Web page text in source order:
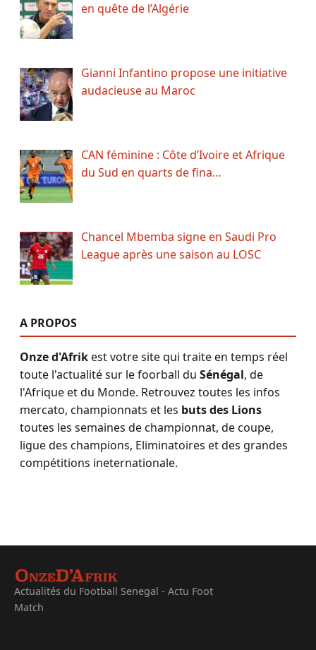
en quête de l’Algérie
Gianni Infantino propose une initiative
audacieuse au Maroc
CAN féminine : Côte d’Ivoire et Afrique
du Sud en quarts de fina…
Chancel Mbemba signe en Saudi Pro
League après une saison au LOSC
A PROPOS
Onze d'Afrikest votre site qui traite en temps réel
toute l'actualité sur le foorball du Sénégal, de
l'Afrique et du Monde. Retrouvez toutes les infos
mercato, championnats et les buts des Lions
toutes les semaines de championnat, de coupe,
ligue des champions, Eliminatoires et des grandes
compétitions ineternationale.
Actualités du Football Senegal - Actu Foot
Match